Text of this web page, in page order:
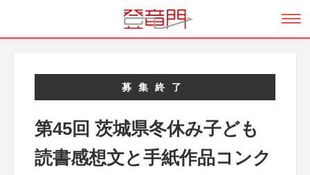
募集終了
第45回 茨城県冬休み子ども
読書感想文と手紙作品コンク